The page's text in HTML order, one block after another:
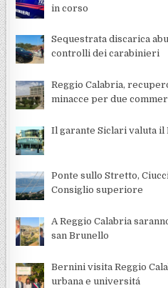
in corso
Sequestrata discarica
controlli dei carabinieri
Reggio Calabria,
minacce per due
Il garante Siclari valuta il
Ponte sullo Stretto,
Consiglio superiore
A Reggio Calabria
san Brunello
Bernini visita Reggio
urbana e universitá